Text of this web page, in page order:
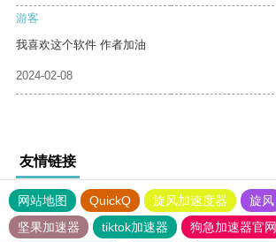
游客
我喜欢这个软件 作者加油
2024-02-08
友情链接
网站地图 QuickQ 旋风加速度器 旋风
坚果加速器
tiktok加速器
狗急加速器官网